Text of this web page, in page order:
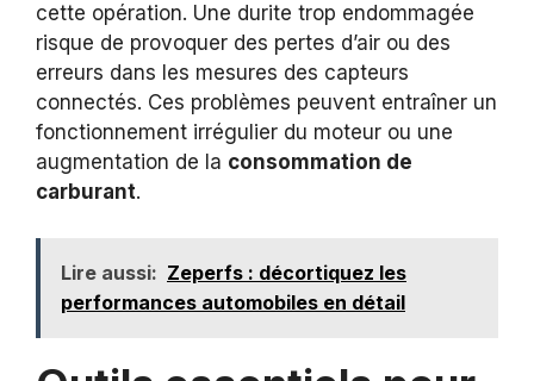
cette opération. Une durite trop endommagée
risque de provoquer des pertes d’air ou des
erreurs dans les mesures des capteurs
connectés. Ces problèmes peuvent entraîner un
fonctionnement irrégulier du moteur ou une
augmentation de la consommation de
carburant.
Lire aussi: Zeperfs : décortiquez les
performances automobiles en détail